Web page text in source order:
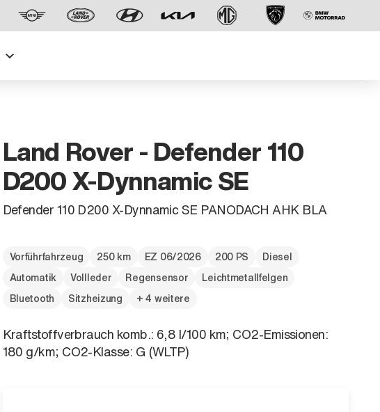
Der neue BMW X5.
Land Rover - Defender 110
D200 X-Dynnamic SE
Defender 110 D200 X-Dynnamic SE PANODACH AHK BLA
Vorführfahrzeug 250 km EZ 06/2026 200 PS
Diesel
Automatik
Vollleder Regensensor
Leichtmetallfelgen
Bluetooth
Sitzheizung + 4 weitere
Kraftstoffverbrauch komb.: 6,8 l/100 km; CO2-Emissionen:
180 g/km; CO2-Klasse: G (WLTP)